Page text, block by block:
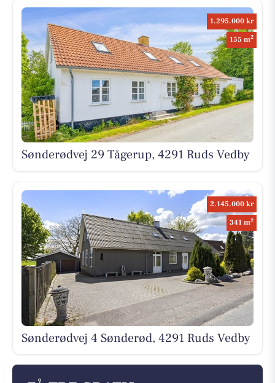
1.295.000 kr
155 m2
Sønderødvej 29 Tågerup, 4291 Ruds Vedby
2.145.000 kr
341 m2
Sønderødvej 4 Sønderød, 4291 Ruds Vedby